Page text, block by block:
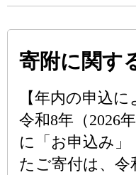
寄附に関す
【年内の申込
令和8年（2026
に「お申込み」
たご寄付は、令